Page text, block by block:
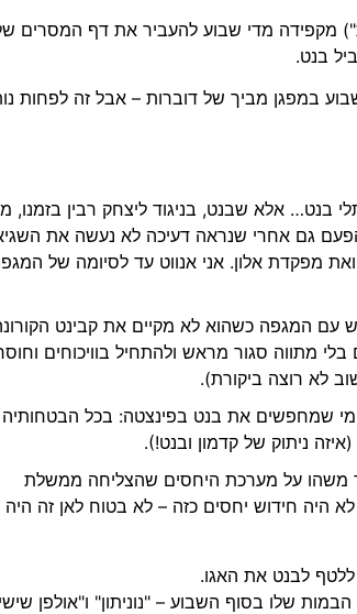
מקפידה מדי שבוע להעביר את דף המסרים
בנט.
במפגן מביך של דוברות – אבל זה לפחות
אלא שבנט, בניגוד ליצחק רבין בזמנו,
גם אחרי שנראה דעיכה לא נעשה את
מפקדת אלון. אני אנווט עד לסיומה של
המגפה כשהוא לא מקיים את קבינט
מתווה סגור מראש ולהתחיל בוויכוחים
לא רוצה ביקורת).
שמחפשים את בנט בפינצטה: בכל הבטחותיה
ניתוק של קדמון ובנט!).
משהו על מערכת היחסים שהצליחה ממשלת
היה חידוש יחסים כזה – לא בטוח לאן זה היה
ללטף לבנט את האגו.
שלו בסוף השבוע – "נוניתון" ו"אולפן